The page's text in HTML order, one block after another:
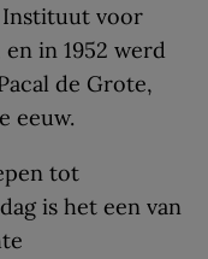
voor
in 1952 werd
de Grote,
eeuw.
tot
is het een van